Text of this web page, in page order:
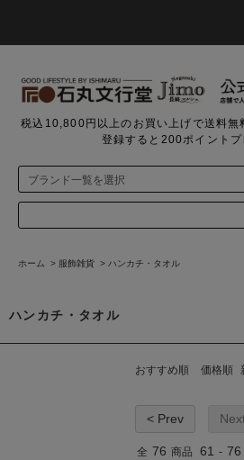
税込10,800円以上のお買い上げで送料無
登録すると200ポイントプ
ホーム > 服飾雑貨 > ハンカチ・タオル
ハンカチ・タオル
おすすめ順 価格順
< Prev
全 76 商品 61 - 76